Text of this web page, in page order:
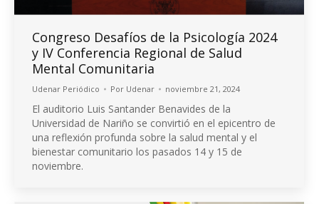
Congreso Desafíos de la Psicología 2024
y IV Conferencia Regional de Salud
Mental Comunitaria
Udenar Periódico Por Udenar noviembre 21, 2024
El auditorio Luis Santander Benavides de la
Universidad de Nariño se convirtió en el epicentro de
una reflexión profunda sobre la salud mental y el
bienestar comunitario los pasados 14 y 15 de
noviembre.